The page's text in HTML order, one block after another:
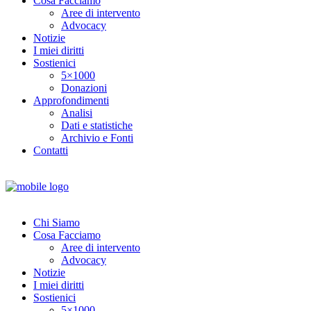
Aree di intervento
Advocacy
Notizie
I miei diritti
Sostienici
5×1000
Donazioni
Approfondimenti
Analisi
Dati e statistiche
Archivio e Fonti
Contatti
Chi Siamo
Cosa Facciamo
Aree di intervento
Advocacy
Notizie
I miei diritti
Sostienici